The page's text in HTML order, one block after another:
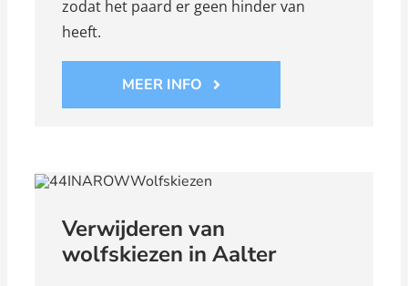
zodat het paard er geen hinder van
heeft.
MEER INFO
Verwijderen van
wolfskiezen in Aalter